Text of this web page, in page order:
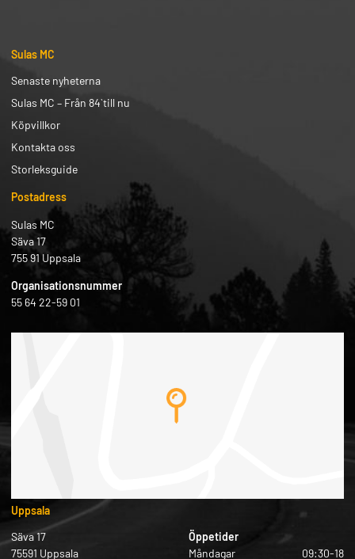
Sulas MC
Senaste nyheterna
Sulas MC – Från 84` till nu
Köpvillkor
Kontakta oss
Storleksguide
Postadress
Sulas MC
Säva 17
755 91 Uppsala
Organisationsnummer
55 64 22-59 01
Uppsala
Säva 17
75591 Uppsala
Öppetider
Måndagar
09:30-18